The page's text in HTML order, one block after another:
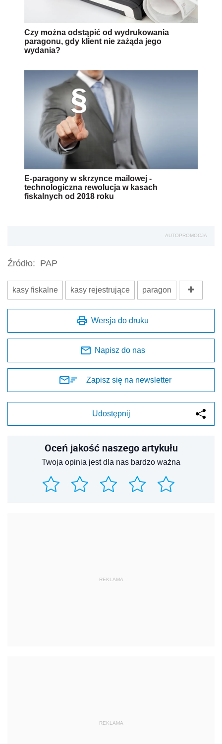
Czy można odstąpić od wydrukowania
paragonu, gdy klient nie zażąda jego
wydania?
E-paragony w skrzynce mailowej -
technologiczna rewolucja w kasach
fiskalnych od 2018 roku
AUTOPROMOCJA
Źródło: PAP
kasy fiskalne kasy rejestrujące paragon
Wersja do druku
Napisz do nas
Zapisz się na newsletter
Udostępnij
Oceń jakość naszego artykułu
Twoja opinia jest dla nas bardzo ważna
REKLAMA
REKLAMA